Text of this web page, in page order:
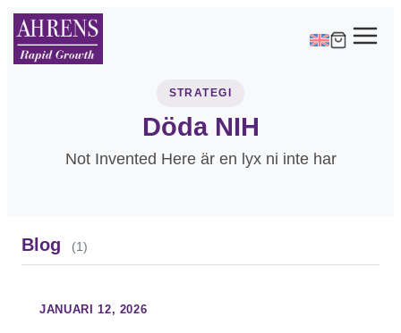
STRATEGI
Döda NIH
Not Invented Here är en lyx ni inte har
Blog (1)
JANUARI 12, 2026